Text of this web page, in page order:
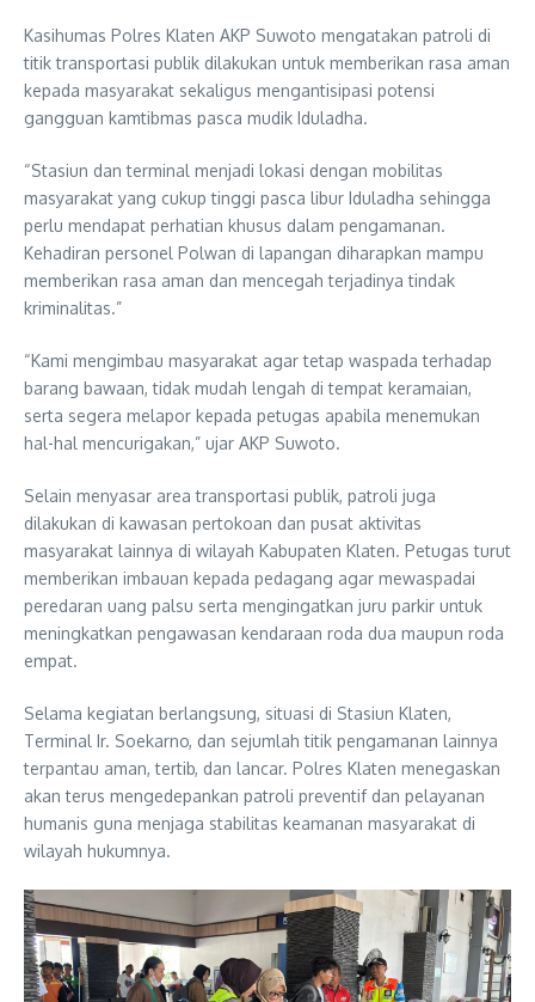
Kasihumas Polres Klaten AKP Suwoto mengatakan patroli di
titik transportasi publik dilakukan untuk memberikan rasa aman
kepada masyarakat sekaligus mengantisipasi potensi
gangguan kamtibmas pasca mudik Iduladha.
“Stasiun dan terminal menjadi lokasi dengan mobilitas
masyarakat yang cukup tinggi pasca libur Iduladha sehingga
perlu mendapat perhatian khusus dalam pengamanan.
Kehadiran personel Polwan di lapangan diharapkan mampu
memberikan rasa aman dan mencegah terjadinya tindak
kriminalitas.”
“Kami mengimbau masyarakat agar tetap waspada terhadap
barang bawaan, tidak mudah lengah di tempat keramaian,
serta segera melapor kepada petugas apabila menemukan
hal-hal mencurigakan,” ujar AKP Suwoto.
Selain menyasar area transportasi publik, patroli juga
dilakukan di kawasan pertokoan dan pusat aktivitas
masyarakat lainnya di wilayah Kabupaten Klaten. Petugas turut
memberikan imbauan kepada pedagang agar mewaspadai
peredaran uang palsu serta mengingatkan juru parkir untuk
meningkatkan pengawasan kendaraan roda dua maupun roda
empat.
Selama kegiatan berlangsung, situasi di Stasiun Klaten,
Terminal Ir. Soekarno, dan sejumlah titik pengamanan lainnya
terpantau aman, tertib, dan lancar. Polres Klaten menegaskan
akan terus mengedepankan patroli preventif dan pelayanan
humanis guna menjaga stabilitas keamanan masyarakat di
wilayah hukumnya.